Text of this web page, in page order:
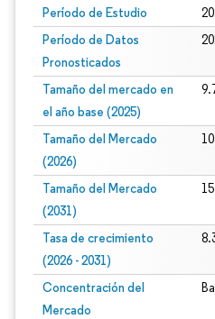
Período de Estudio
Período de Datos
Pronosticados
Tamaño del mercado en
el año base (2025)
Tamaño del Mercado
(2026)
Tamaño del Mercado
(2031)
Tasa de crecimiento
(2026 - 2031)
Concentración del
Mercado